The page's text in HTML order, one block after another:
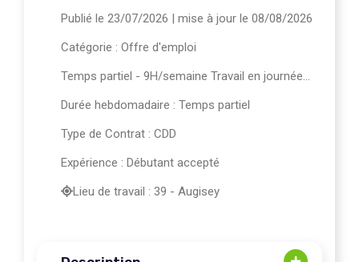
Publié le 23/07/2026 | mise à jour le 08/08/2026
Catégorie : Offre d'emploi
Temps partiel - 9H/semaine Travail en journée...
Durée hebdomadaire : Temps partiel
Type de Contrat : CDD
Expérience : Débutant accepté
Lieu de travail : 39 - Augisey